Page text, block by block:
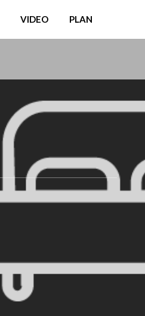
VIDEO PLAN